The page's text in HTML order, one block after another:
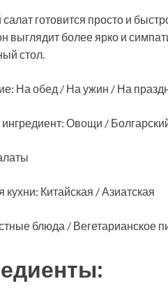
салат готовится просто и
выглядит более ярко и
стол.
На обед / На ужин / На
Овощи /
кухни: Китайская / Азиатская
блюда / Вегетарианское